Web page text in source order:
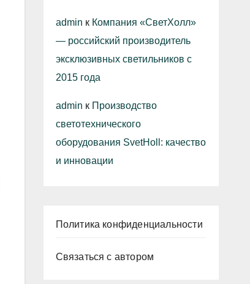
admin к Компания «СветХолл»
— российский производитель
эксклюзивных светильников с
2015 года
admin к Производство
светотехнического
оборудования SvetHoll: качество
и инновации
Политика конфиденциальности
Связаться с автором